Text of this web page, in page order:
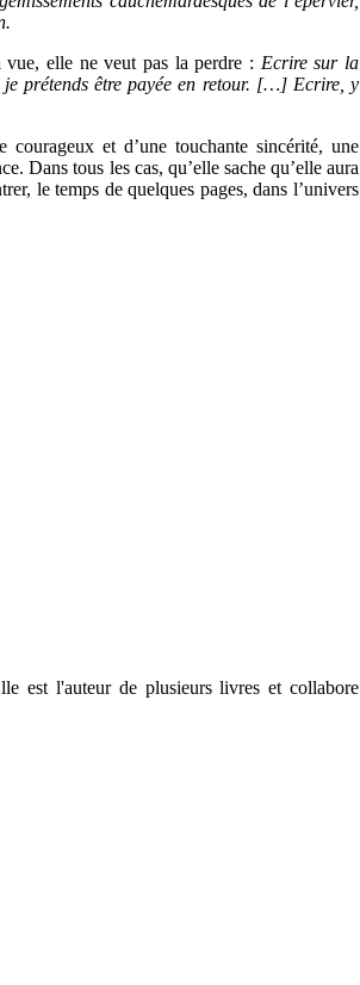
elle ne veut pas la perdre : Ecrire sur la
prétends être payée en retour. […] Ecrire, y
et d’une touchante sincérité, une
Dans tous les cas, qu’elle sache qu’elle aura
le temps de quelques pages, dans l’univers
est l'auteur de plusieurs livres et collabore